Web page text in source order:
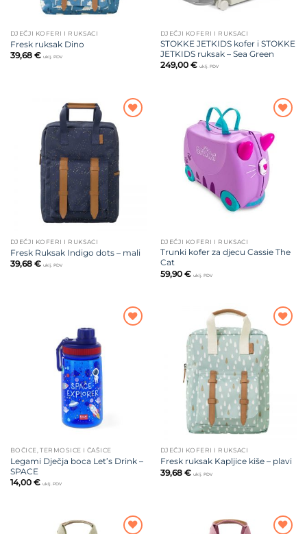
DJEČJI KOFERI I RUKSACI
Fresk ruksak Dino
39,68 € uklj. PDV
DJEČJI KOFERI I RUKSACI
STOKKE JETKIDS kofer i STOKKE
JETKIDS ruksak – Sea Green
249,00 € uklj. PDV
Dodajte
na listu
želja
DJEČJI KOFERI I RUKSACI
Fresk Ruksak Indigo dots – mali
39,68 € uklj. PDV
na listu
želja
DJEČJI KOFERI I RUKSACI
Trunki kofer za djecu Cassie The
Cat
59,90 € uklj. PDV
BOČICE, TERMOSICE I ČAŠICE
Legami Dječja boca Let’s Drink –
SPACE
14,00 € uklj. PDV
Dodajte
na listu
DJEČJI KOFERI I RUKSACI
Fresk ruksak Kapljice kiše – plavi
39,68 € uklj. PDV